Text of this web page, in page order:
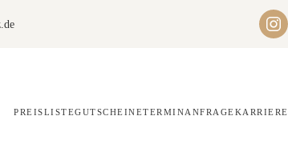
PREISLISTEGUTSCHEINETERMINANFRAGEKARRIERE